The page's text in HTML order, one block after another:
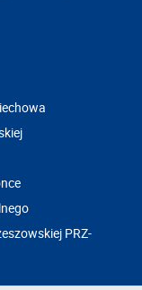
PRZ-